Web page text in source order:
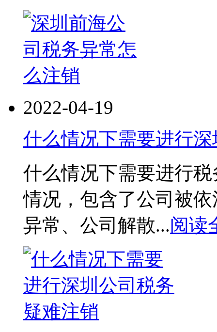
2022-04-19
什么情况下需要进行
什么情况下需要进行
情况，包含了公司被
异常、公司解散...阅读